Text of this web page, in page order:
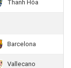
Thanh Hóa
Barcelona
Vallecano